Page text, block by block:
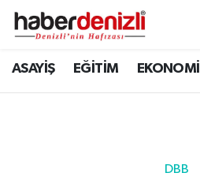
ASAYİŞ EĞİTİM EKONOMİ
DBB
Denizli Nöbetçi Eczaneler